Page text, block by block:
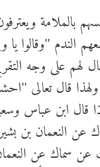
بالملامة
الندم "وقالوا
على وجه
قال تعالى
قال ابن عباس
عن النعمان بن
سماك عن